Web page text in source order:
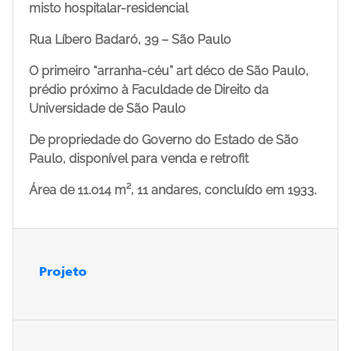
misto hospitalar-residencial
Rua Líbero Badaró, 39 – São Paulo
O primeiro “arranha-céu” art déco de São Paulo,
prédio próximo à Faculdade de Direito da
Universidade de São Paulo
De propriedade do Governo do Estado de São
Paulo, disponível para venda e retrofit
Área de 11.014 m², 11 andares, concluído em 1933.
Projeto